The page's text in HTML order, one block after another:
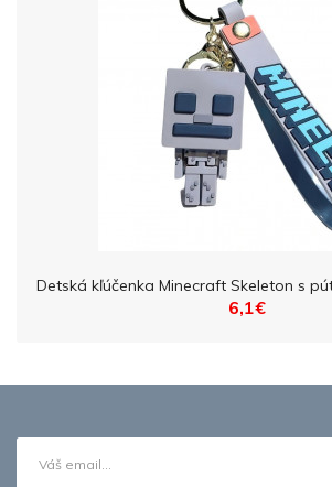
Detská kľúčenka Minecraft Skeleton s
6,1€